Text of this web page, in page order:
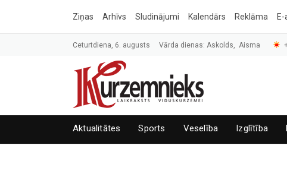
Ziņas Arhīvs Sludinājumi Kalendārs Reklāma
Ceturtdiena, 6. augusts Vārda dienas: Askolds, Aisma
Aktualitātes Sports Veselība Izglītība